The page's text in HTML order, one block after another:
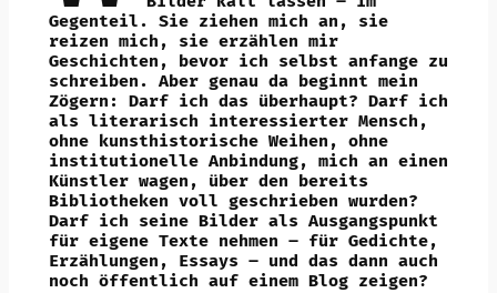
Gegenteil. Sie ziehen mich an, sie
reizen mich, sie erzählen mir
Geschichten, bevor ich selbst anfange zu
schreiben. Aber genau da beginnt mein
Zögern: Darf ich das überhaupt? Darf ich
als literarisch interessierter Mensch,
ohne kunsthistorische Weihen, ohne
institutionelle Anbindung, mich an einen
Künstler wagen, über den bereits
Bibliotheken voll geschrieben wurden?
Darf ich seine Bilder als Ausgangspunkt
für eigene Texte nehmen – für Gedichte,
Erzählungen, Essays – und das dann auch
noch öffentlich auf einem Blog zeigen?